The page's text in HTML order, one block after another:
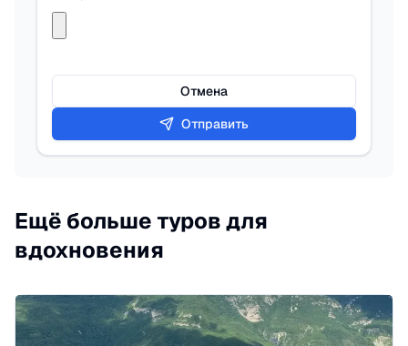
Отмена
Отправить
Ещё больше туров для
вдохновения